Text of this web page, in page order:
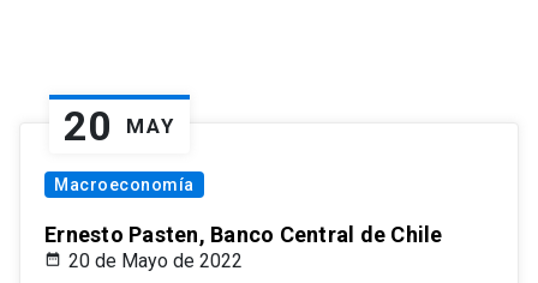
20 MAY
Macroeconomía
Ernesto Pasten, Banco Central de Chile
20 de Mayo de 2022